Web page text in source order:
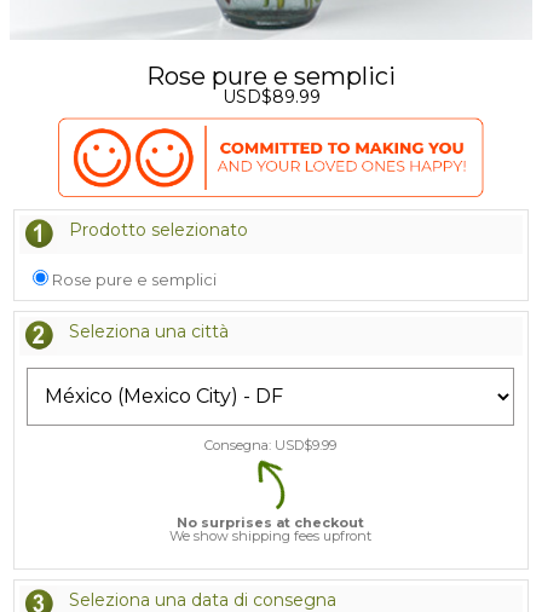
Rose pure e semplici
USD$89.99
Prodotto selezionato
Rose pure e semplici
Seleziona una città
Consegna: USD$9.99
No surprises at checkout
We show shipping fees upfront
Seleziona una data di consegna